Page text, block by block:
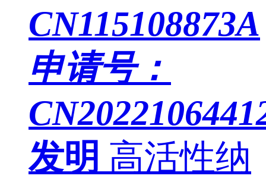
CN115108873A
申请号：
发明 高活性纳